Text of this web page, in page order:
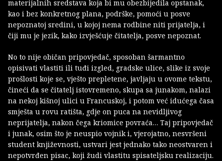
materijalnih sredstava koja bi mu obezbijedila opstanak,
kao i bez konkretnog plana, podrške, pomoći u posve
nepoznatoj sredini, u kojoj nema rodbine niti prijatelja, i
čiji mu je jezik, kako izvješćuje čitatelja, posve nepoznat.
No to nije običan pripovjedač, sposoban šarmantno
opisivati vlastiti ili tuđi izgled, gradske ulice, slike iz svoje
prošlosti koje se, vješto prepletene, javljaju u ovome tekstu,
čineći da se čitatelj istovremeno, skupa sa junakom, nalazi
na nekoj kišnoj ulici u Francuskoj, i potom već idućega časa
smješta u rovu ratišta, gdje on puca na nevidljivog
neprijatelja, nakon čega kriomice povraća… Taj pripovjedač
i junak, osim što je neuspio vojnik i, vjerojatno, nesvršeni
student književnosti, ustvari jest jednako tako neostvaren i
nepotvrđen pisac, koji žudi vlastitu spisateljsku realizaciju.